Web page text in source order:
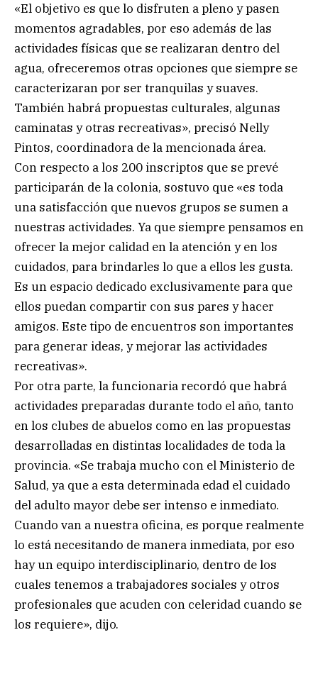
«El objetivo es que lo disfruten a pleno y pasen
momentos agradables, por eso además de las
actividades físicas que se realizaran dentro del
agua, ofreceremos otras opciones que siempre se
caracterizaran por ser tranquilas y suaves.
También habrá propuestas culturales, algunas
caminatas y otras recreativas», precisó Nelly
Pintos, coordinadora de la mencionada área.
Con respecto a los 200 inscriptos que se prevé
participarán de la colonia, sostuvo que «es toda
una satisfacción que nuevos grupos se sumen a
nuestras actividades. Ya que siempre pensamos en
ofrecer la mejor calidad en la atención y en los
cuidados, para brindarles lo que a ellos les gusta.
Es un espacio dedicado exclusivamente para que
ellos puedan compartir con sus pares y hacer
amigos. Este tipo de encuentros son importantes
para generar ideas, y mejorar las actividades
recreativas».
Por otra parte, la funcionaria recordó que habrá
actividades preparadas durante todo el año, tanto
en los clubes de abuelos como en las propuestas
desarrolladas en distintas localidades de toda la
provincia. «Se trabaja mucho con el Ministerio de
Salud, ya que a esta determinada edad el cuidado
del adulto mayor debe ser intenso e inmediato.
Cuando van a nuestra oficina, es porque realmente
lo está necesitando de manera inmediata, por eso
hay un equipo interdisciplinario, dentro de los
cuales tenemos a trabajadores sociales y otros
profesionales que acuden con celeridad cuando se
los requiere», dijo.